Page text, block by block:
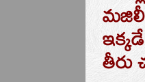
తీరు